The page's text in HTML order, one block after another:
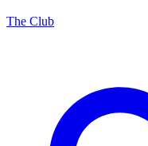
The Club